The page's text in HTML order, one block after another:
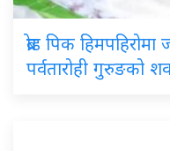
ब्रोड पिक
पर्वतारोही गुरुङको